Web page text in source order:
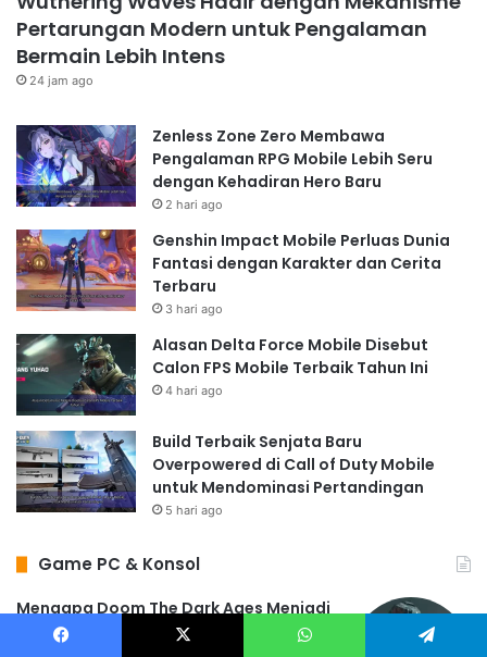
Pertarungan Modern untuk Pengalaman
Bermain Lebih Intens
24 jam ago
Zenless Zone Zero Membawa
Pengalaman RPG Mobile Lebih Seru
dengan Kehadiran Hero Baru
2 hari ago
Genshin Impact Mobile Perluas Dunia
Fantasi dengan Karakter dan Cerita
Terbaru
3 hari ago
Alasan Delta Force Mobile Disebut
Calon FPS Mobile Terbaik Tahun Ini
4 hari ago
Build Terbaik Senjata Baru
Overpowered di Call of Duty Mobile
untuk Mendominasi Pertandingan
5 hari ago
Game PC & Konsol
Mengapa Doom The Dark Ages Menjadi
Evolusi Baru Game FPS Bertema